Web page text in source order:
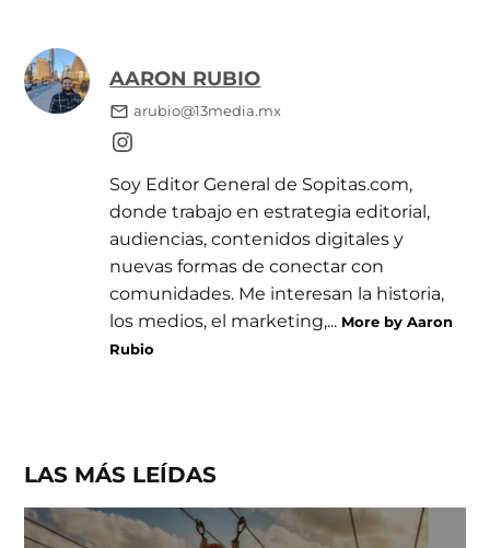
AARON RUBIO
arubio@13media.mx
Soy Editor General de Sopitas.com,
donde trabajo en estrategia editorial,
audiencias, contenidos digitales y
nuevas formas de conectar con
comunidades. Me interesan la historia,
los medios, el marketing,... More by Aaron
Rubio
LAS MÁS LEÍDAS